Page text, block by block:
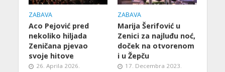
ZABAVA
Aco Pejović pred
nekoliko hiljada
Zeničana pjevao
svoje hitove
26. Aprila 2026.
ZABAVA
Marija Šerifović u
Zenici za najluđu noć,
doček na otvorenom
i u Žepču
17. Decembra 2023.